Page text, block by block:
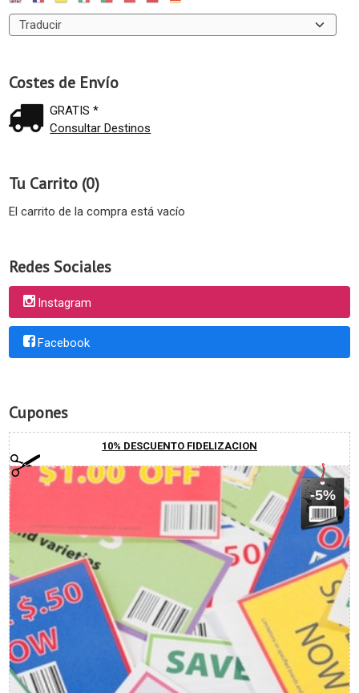
Costes de Envío
GRATIS *
Consultar Destinos
Tu Carrito (0)
El carrito de la compra está vacío
Redes Sociales
Instagram
Facebook
Cupones
10% DESCUENTO FIDELIZACION
-5%